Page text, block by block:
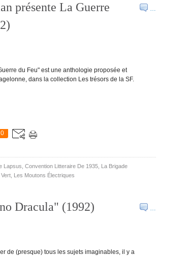
…
présente La Guerre
du Feu" est une anthologie proposée et
dans la collection Les trésors de la SF.
0
Lapsus Convention Litteraire De 1935 La Brigade
Les Moutons Électriques
…
Dracula" (1992)
de (presque) tous les sujets imaginables, il y a